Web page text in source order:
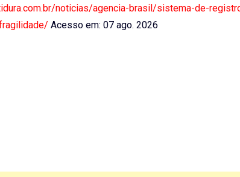
noticias/agencia-brasil/sistema-de-
Acesso em: 07 ago. 2026